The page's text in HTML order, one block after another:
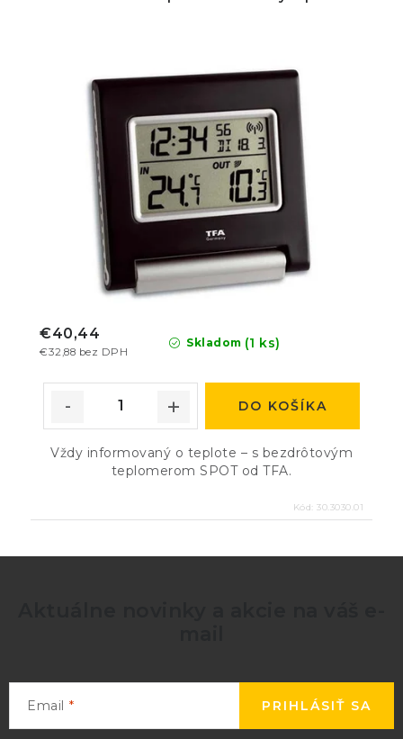
Skladom (1 ks)
€32,88 bez DPH
€40,44
DO KOŠÍKA
Vždy informovaný o teplote – s bezdrôtovým
teplomerom SPOT od TFA.
Kód: 30.3030.01
Email PRIHLÁSIŤ SA